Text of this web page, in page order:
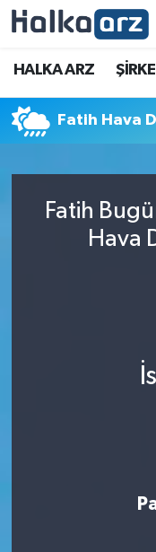
HALKA ARZ
Fatih Hava
Fatih
Hava
HALKA ARZ
SERMAYE
TEMETTÜ
İletişim